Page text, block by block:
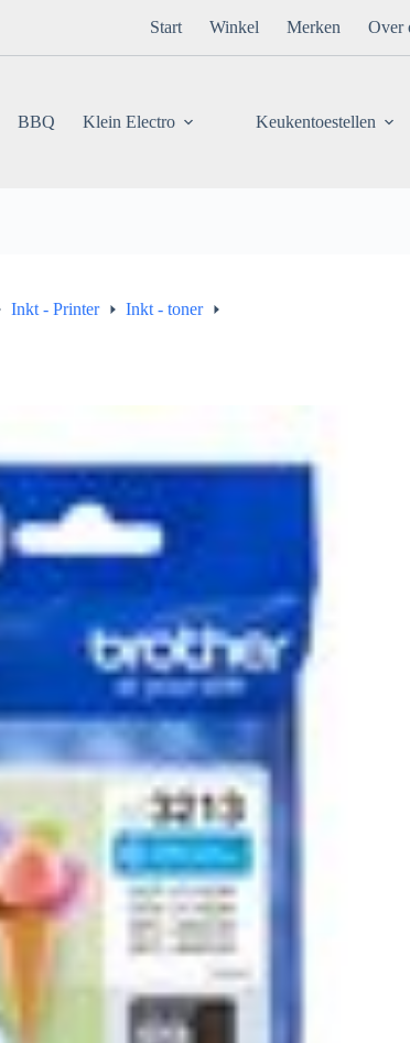
Start Winkel Merken Over
BBQ Klein Electro Keukentoestellen
Inkt - Printer
Inkt - toner